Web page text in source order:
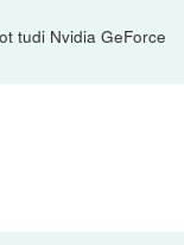
tudi Nvidia GeForce